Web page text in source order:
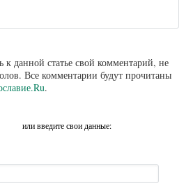
к данной статье свой комментарий, не
Все комментарии будут прочитаны
.
или введите свои данные: